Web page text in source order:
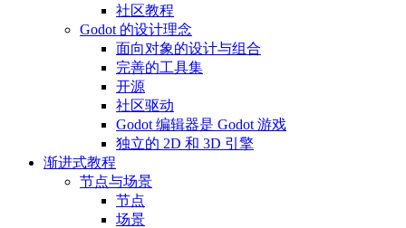
社区教程
Godot 的设计理念
面向对象的设计与组合
完善的工具集
开源
社区驱动
Godot 编辑器是 Godot 游戏
独立的 2D 和 3D 引擎
渐进式教程
节点与场景
节点
场景